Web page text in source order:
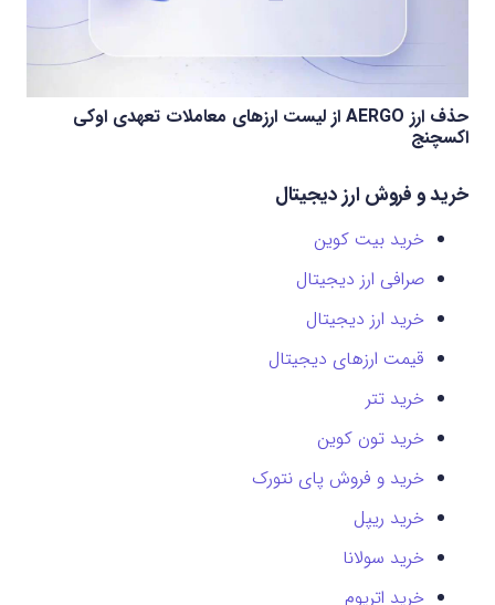
حذف ارز AERGO از لیست ارزهای معاملات تعهدی اوکی
اکسچنج
خرید و فروش ارز دیجیتال
خرید بیت کوین
صرافی ارز دیجیتال
خرید ارز دیجیتال
قیمت ارزهای دیجیتال
خرید تتر
خرید تون کوین
خرید و فروش پای نتورک
خرید ریپل
خرید سولانا
خرید اتریوم